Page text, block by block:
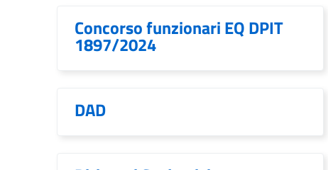
Concorso funzionari EQ DPIT
1897/2024
DAD